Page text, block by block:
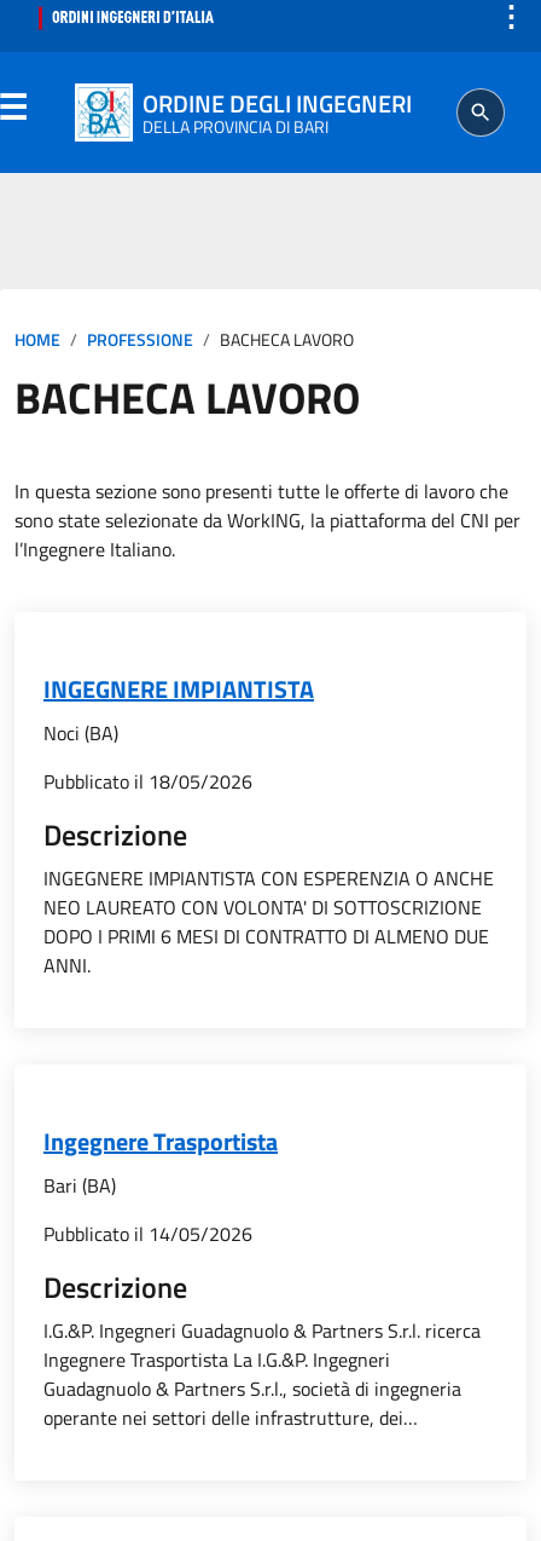
⋮
ORDINE DEGLI INGEGNERI
DELLA PROVINCIA DI BARI
ISCRITTO
PROFESSIONE
AGGIORNAMENTO PROFESSIONALE
HOME PROFESSIONE BACHECA LAVORO
BACHECA LAVORO
In questa sezione sono presenti tutte le offerte di lavoro che
sono state selezionate da WorkING, la piattaforma del CNI per
l’Ingegnere Italiano.
INGEGNERE IMPIANTISTA
Noci (BA)
Pubblicato il 18/05/2026
Descrizione
INGEGNERE IMPIANTISTA CON ESPERENZIA O ANCHE
NEO LAUREATO CON VOLONTA' DI SOTTOSCRIZIONE
DOPO I PRIMI 6 MESI DI CONTRATTO DI ALMENO DUE
ANNI.
Ingegnere Trasportista
Bari (BA)
Pubblicato il 14/05/2026
Descrizione
I.G.&P. Ingegneri Guadagnuolo & Partners S.r.l. ricerca
Ingegnere Trasportista La I.G.&P. Ingegneri
Guadagnuolo & Partners S.r.l., società di ingegneria
operante nei settori delle infrastrutture, dei…